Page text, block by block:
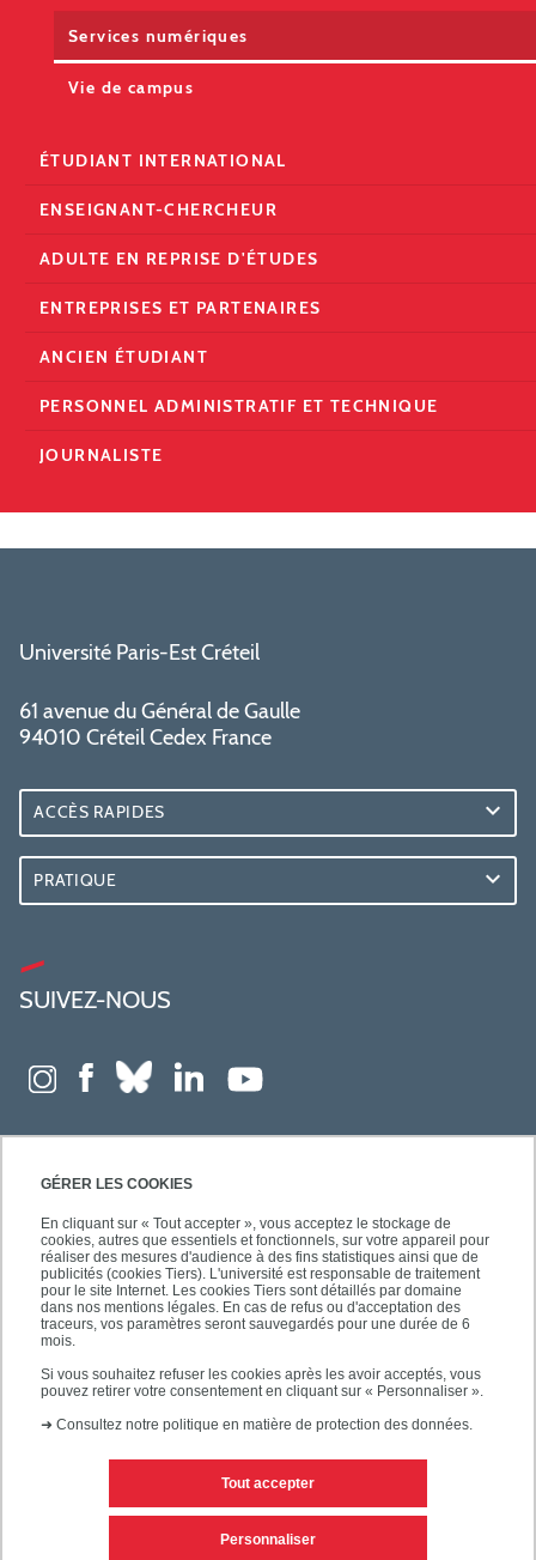
GÉRER LES COOKIES
En cliquant sur « Tout accepter », vous acceptez le stockage de
cookies, autres que essentiels et fonctionnels, sur votre appareil pour
réaliser des mesures d'audience à des fins statistiques ainsi que de
publicités (cookies Tiers). L'université est responsable de traitement
pour le site Internet. Les cookies Tiers sont détaillés par domaine
dans nos mentions légales. En cas de refus ou d'acceptation des
traceurs, vos paramètres seront sauvegardés pour une durée de 6
mois.
Si vous souhaitez refuser les cookies après les avoir acceptés, vous
pouvez retirer votre consentement en cliquant sur « Personnaliser ».
➜ Consultez notre politique en matière de protection des données.
Tout accepter
Personnaliser
Services numériques
Vie de campus
ÉTUDIANT INTERNATIONAL
ENSEIGNANT-CHERCHEUR
ADULTE EN REPRISE D'ÉTUDES
ENTREPRISES ET PARTENAIRES
ANCIEN ÉTUDIANT
PERSONNEL ADMINISTRATIF ET TECHNIQUE
JOURNALISTE
Université Paris-Est Créteil
61 avenue du Général de Gaulle
94010 Créteil Cedex France
ACCÈS RAPIDES
PRATIQUE
SUIVEZ-NOUS
Mentions légales